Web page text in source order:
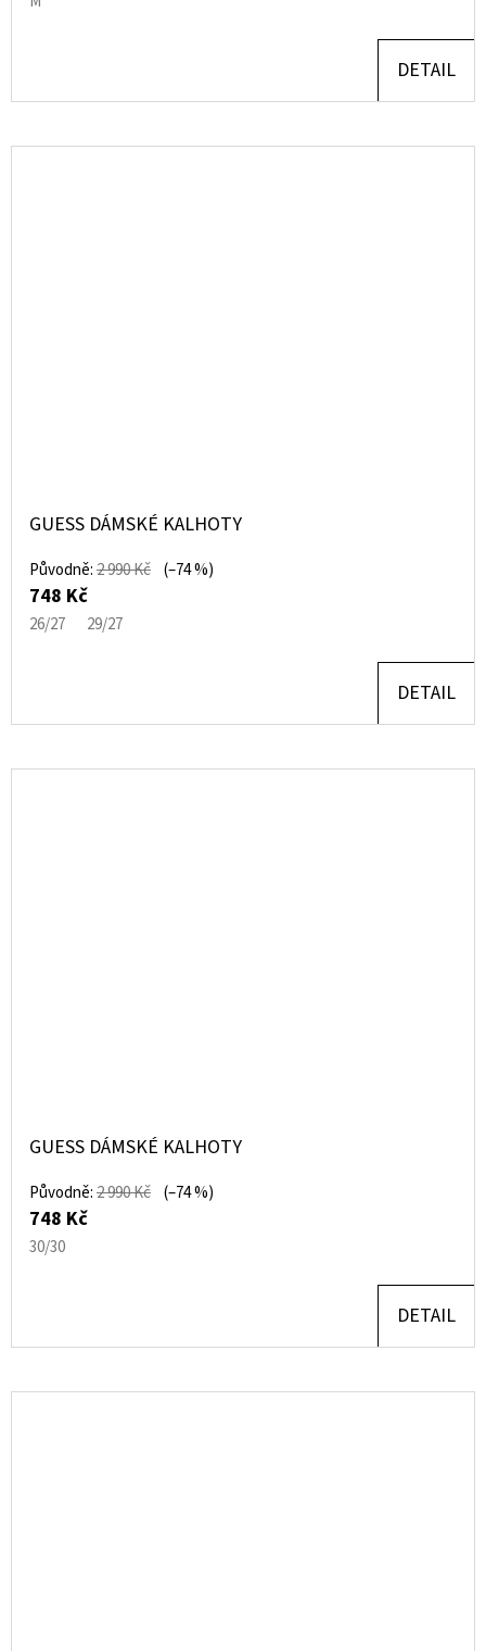
DETAIL
GUESS DÁMSKÉ KALHOTY
Původně:2 990 Kč (–74 %)
748 Kč
26/27 29/27
DETAIL
GUESS DÁMSKÉ KALHOTY
Původně:2 990 Kč (–74 %)
748 Kč
30/30
DETAIL